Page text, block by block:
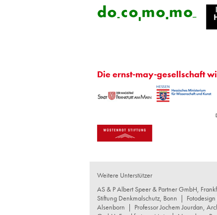
Die ernst-may-gesellschaft
Weitere Unterstützer
AS & P Albert Speer & Partner GmbH,
Stiftung Denkmalschutz, Bonn |
Alsenborn | Professor Jochem Jourdan,